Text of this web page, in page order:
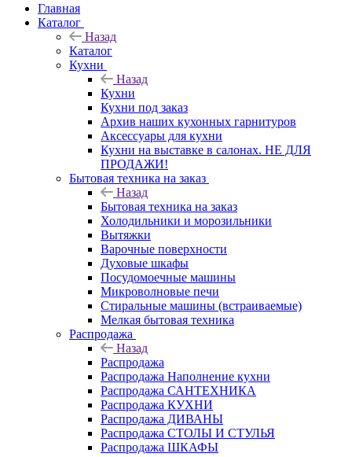
Главная
Каталог
Назад
Каталог
Кухни
Назад
Кухни
Кухни под заказ
Архив наших кухонных гарнитуров
Аксессуары для кухни
Кухни на выставке в салонах. НЕ ДЛЯ
ПРОДАЖИ!
Бытовая техника на заказ
Назад
Бытовая техника на заказ
Холодильники и морозильники
Вытяжки
Варочные поверхности
Духовые шкафы
Посудомоечные машины
Микроволновые печи
Стиральные машины (встраиваемые)
Мелкая бытовая техника
Распродажа
Назад
Распродажа
Распродажа Наполнение кухни
Распродажа САНТЕХНИКА
Распродажа КУХНИ
Распродажа ДИВАНЫ
Распродажа СТОЛЫ И СТУЛЬЯ
Распродажа ШКАФЫ